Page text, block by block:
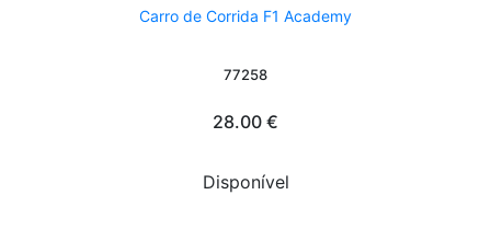
Carro de Corrida F1 Academy
77258
28.00 €
Disponível